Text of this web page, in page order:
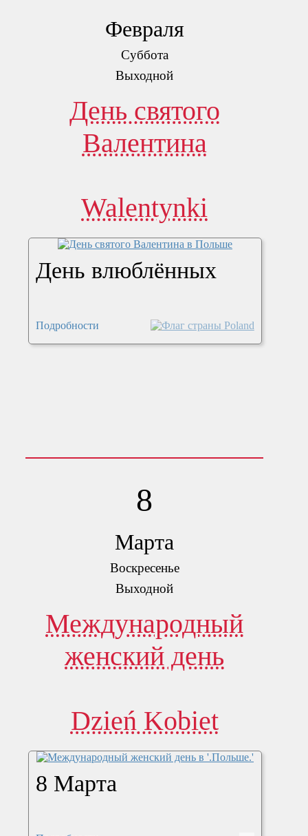
Февраля
Суббота
Выходной
День святого
Валентина
Walentynki
День влюблённых
Подробности
8
Марта
Воскресенье
Выходной
Международный
женский день
Dzień Kobiet
8 Марта